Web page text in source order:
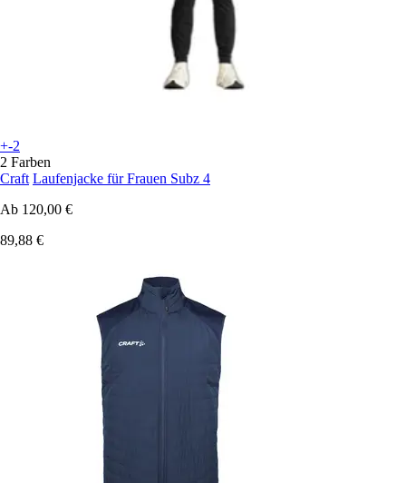
+-2
2 Farben
Craft Laufenjacke für Frauen Subz 4
Ab 120,00 €
89,88 €